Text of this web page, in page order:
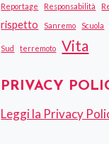
Reportage Responsabilità
rispetto Sanremo Scuola
Sud terremoto Vita
PRIVACY
Leggi la Privacy